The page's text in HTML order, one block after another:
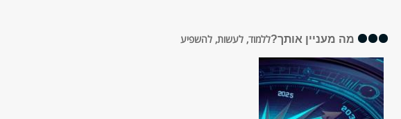
מה מעניין אותך?ללמוד, לעשות, להשפיע